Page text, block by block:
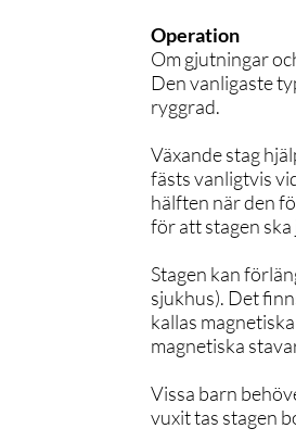
Operation
Om gjutningar
Den vanligaste
ryggrad.
Växande stag
fästs vanligtvis
hälften när den
för att stagen
Stagen kan
sjukhus). Det
kallas
magnetiska
Vissa barn
vuxit tas stagen